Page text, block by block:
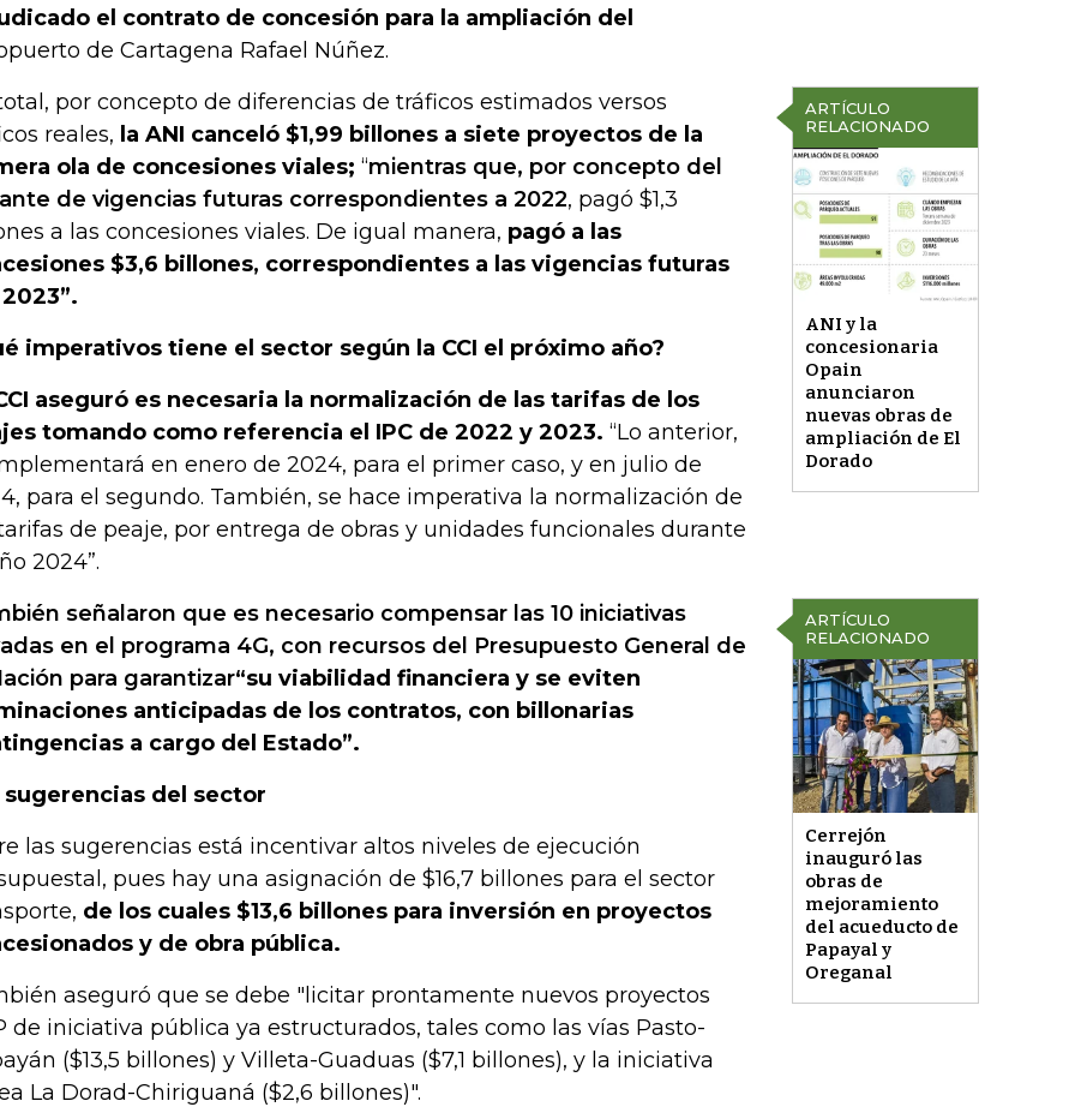
el contrato de concesión para la ampliación del
de Cartagena Rafael Núñez.
ARTÍCULO
RELACIONADO
ANI y la
concesionaria
Opain
anunciaron
nuevas obras de
ampliación de El
Dorado
por concepto de diferencias de tráficos estimados versos
reales, la ANI canceló $1,99 billones a siete proyectos de la
ola de concesiones viales; “mientras que, por concepto del
de vigencias futuras correspondientes a 2022, pagó $1,3
a las concesiones viales. De igual manera, pagó a las
$3,6 billones, correspondientes a las vigencias futuras
imperativos tiene el sector según la CCI el próximo año?
aseguró es necesaria la normalización de las tarifas de los
tomando como referencia el IPC de 2022 y 2023. “Lo anterior,
en enero de 2024, para el primer caso, y en julio de
para el segundo. También, se hace imperativa la normalización de
de peaje, por entrega de obras y unidades funcionales durante
2024”.
ARTÍCULO
RELACIONADO
Cerrejón
inauguró las
obras de
mejoramiento
del acueducto de
Papayal y
Oreganal
señalaron que es necesario compensar las 10 iniciativas
en el programa 4G, con recursos del Presupuesto General de
para garantizar“su viabilidad financiera y se eviten
anticipadas de los contratos, con billonarias
a cargo del Estado”.
sugerencias del sector
las sugerencias está incentivar altos niveles de ejecución
pues hay una asignación de $16,7 billones para el sector
de los cuales $13,6 billones para inversión en proyectos
y de obra pública.
aseguró que se debe "licitar prontamente nuevos proyectos
de iniciativa pública ya estructurados, tales como las vías Pasto-
($13,5 billones) y Villeta-Guaduas ($7,1 billones), y la iniciativa
La Dorad-Chiriguaná ($2,6 billones)".